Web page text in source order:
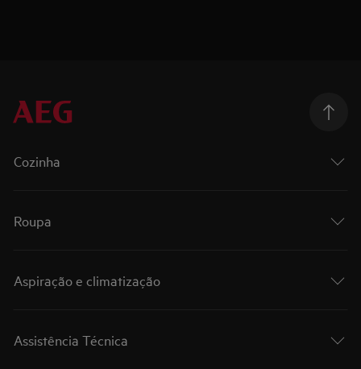
Cozinha
Roupa
Aspiração e climatização
Assistência Técnica